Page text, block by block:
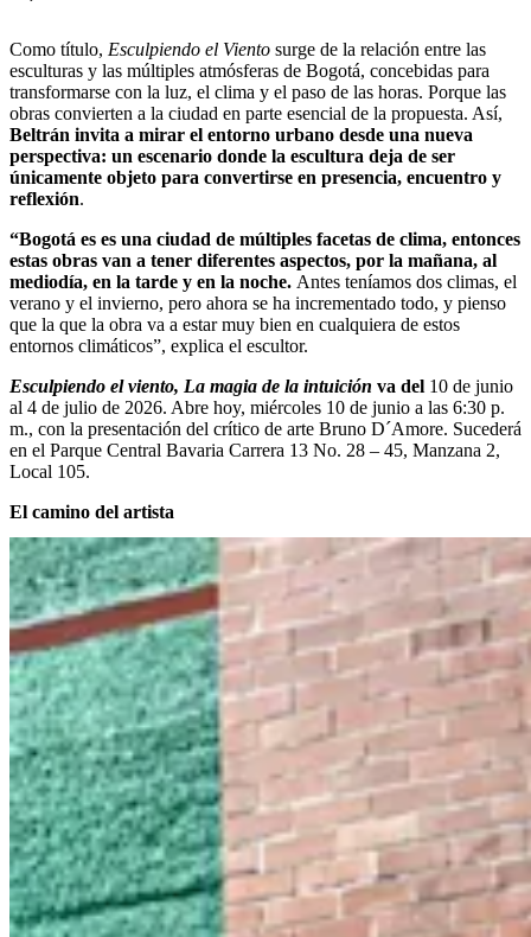
Como título, Esculpiendo el Viento surge de la relación entre las
esculturas y las múltiples atmósferas de Bogotá, concebidas para
transformarse con la luz, el clima y el paso de las horas. Porque las
obras convierten a la ciudad en parte esencial de la propuesta. Así,
Beltrán invita a mirar el entorno urbano desde una nueva
perspectiva: un escenario donde la escultura deja de ser
únicamente objeto para convertirse en presencia, encuentro y
reflexión.
“Bogotá es es una ciudad de múltiples facetas de clima, entonces
estas obras van a tener diferentes aspectos, por la mañana, al
mediodía, en la tarde y en la noche. Antes teníamos dos climas, el
verano y el invierno, pero ahora se ha incrementado todo, y pienso
que la que la obra va a estar muy bien en cualquiera de estos
entornos climáticos”, explica el escultor.
Esculpiendo el viento, La magia de la intuición va del 10 de junio
al 4 de julio de 2026. Abre hoy, miércoles 10 de junio a las 6:30 p.
m., con la presentación del crítico de arte Bruno D´Amore. Sucederá
en el Parque Central Bavaria Carrera 13 No. 28 – 45, Manzana 2,
Local 105.
El camino del artista